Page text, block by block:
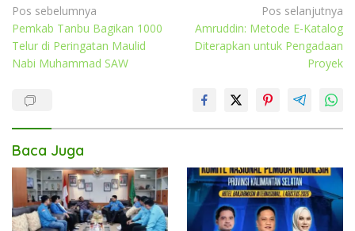
Navigasi
pos
Pos sebelumnya
Pemkab Tanbu Bagikan 1000
Telur di Peringatan Maulid
Nabi Muhammad SAW
Pos selanjutnya
Amruddin: Metode E-Katalog
Diterapkan untuk Pengadaan
Proyek
Baca Juga